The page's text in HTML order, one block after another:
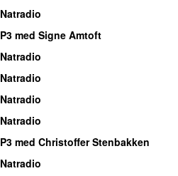
Natradio
P3 med Signe Amtoft
Natradio
Natradio
Natradio
Natradio
P3 med Christoffer Stenbakken
Natradio